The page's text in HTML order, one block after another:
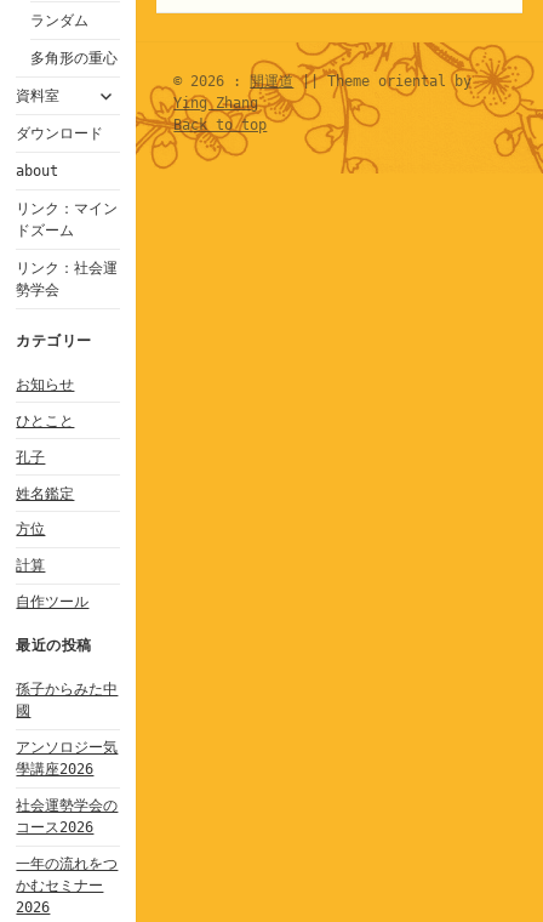
ランダム
多角形の重心
資料室
メ
を
ダウンロード
about
リンク：マイン
ドズーム
リンク：社会運
勢学会
カテゴリー
お知らせ
ひとこと
孔子
姓名鑑定
方位
計算
自作ツール
最近の投稿
孫子からみた中
國
アンソロジー気
學講座2026
社会運勢学会の
コース2026
一年の流れをつ
かむセミナー
2026
© 2026 : 開運道|| Theme oriental by
Ying Zhang
Back to top